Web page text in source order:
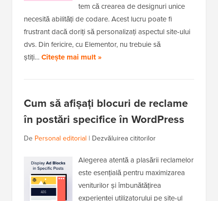
tem că crearea de designuri unice
necesită abilități de codare. Acest lucru poate fi
frustrant dacă doriți să personalizați aspectul site-ului
dvs. Din fericire, cu Elementor, nu trebuie să
știți…Citește mai mult »
Cum să afișați blocuri de reclame
în postări specifice în WordPress
De Personal editorial | Dezvăluirea cititorilor
Alegerea atentă a plasării reclamelor
este esențială pentru maximizarea
veniturilor și îmbunătățirea
experienței utilizatorului pe site-ul